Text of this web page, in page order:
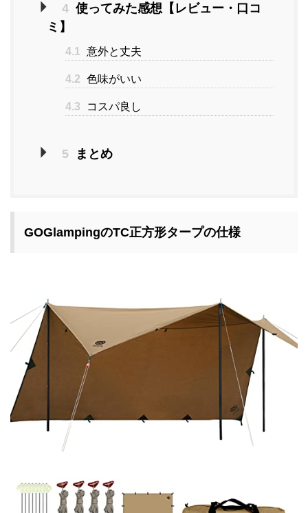
4 使ってみた感想【レビュー・口コ
ミ】
4.1 意外と丈夫
4.2 色味がいい
4.3 コスパ良し
5 まとめ
GOGlampingのTC正方形タープの仕様